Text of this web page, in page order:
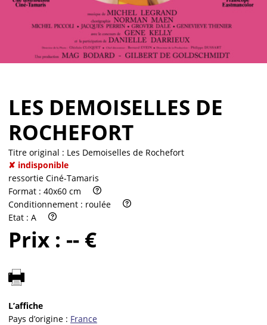
LES DEMOISELLES DE
ROCHEFORT
Titre original : Les Demoiselles de Rochefort
✘ indisponible
ressortie Ciné-Tamaris
Format : 40x60 cm
Conditionnement : roulée
Etat : A
Prix : -- €
L’affiche
Pays d’origine : France